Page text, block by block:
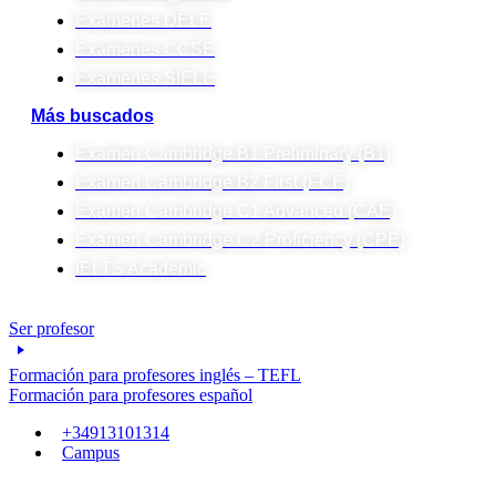
Exámenes DELE
Exámenes CCSE
Exámenes SIELE
Más buscados
Examen Cambridge B1 Preliminary (B1)
Examen Cambridge B2 First (FCE)
Examen Cambridge C1 Advanced (CAE)
Examen Cambridge C2 Proficiency (CPE)
IELTS Academic
Ser profesor
Formación para profesores inglés – TEFL
Formación para profesores español
+34913101314
Campus